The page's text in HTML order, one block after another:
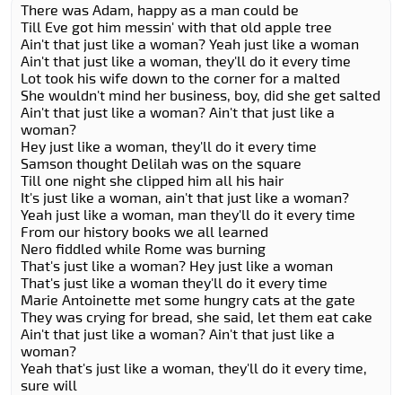
There was Adam, happy as a man could be
Till Eve got him messin' with that old apple tree
Ain't that just like a woman? Yeah just like a woman
Ain't that just like a woman, they'll do it every time
Lot took his wife down to the corner for a malted
She wouldn't mind her business, boy, did she get salted
Ain't that just like a woman? Ain't that just like a
woman?
Hey just like a woman, they'll do it every time
Samson thought Delilah was on the square
Till one night she clipped him all his hair
It's just like a woman, ain't that just like a woman?
Yeah just like a woman, man they'll do it every time
From our history books we all learned
Nero fiddled while Rome was burning
That's just like a woman? Hey just like a woman
That's just like a woman they'll do it every time
Marie Antoinette met some hungry cats at the gate
They was crying for bread, she said, let them eat cake
Ain't that just like a woman? Ain't that just like a
woman?
Yeah that's just like a woman, they'll do it every time,
sure will